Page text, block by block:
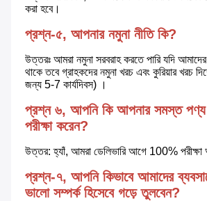
করা হবে।
প্রশ্ন-৫, আপনার নমুনা নীতি কি?
উত্তরঃ আমরা নমুনা সরবরাহ করতে পারি যদি
থাকে তবে গ্রাহকদের নমুনা খরচ এবং কুরিয়ার খরচ
জন্য 5-7 কার্যদিবস) ।
প্রশ্ন ৬, আপনি কি আপনার সমস্ত পণ্য
পরীক্ষা করেন?
উত্তর: হ্যাঁ, আমরা ডেলিভারি আগে 100%
প্রশ্ন-৭, আপনি কিভাবে আমাদের
ভালো সম্পর্ক হিসেবে গড়ে তুলবেন?